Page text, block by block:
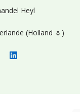
Heyl
(Holland 🌷)